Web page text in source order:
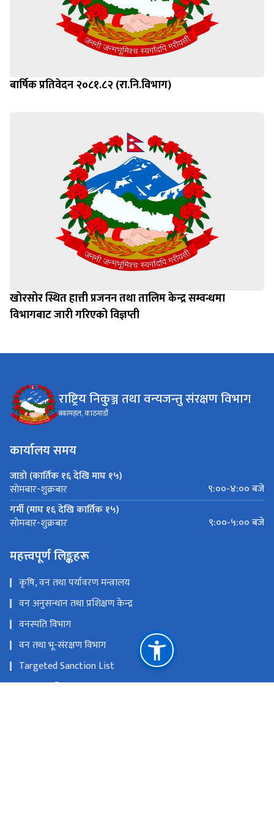
बार्षिक प्रतिवेदन २०८१.८२ (रा.नि.विभाग)
खोरसोर स्थित हात्ती प्रजनन तथा तालिम केन्द्र सम्वन्धमा
विभागबाट जारी गरिएको विज्ञप्ती
राष्ट्रिय निकुञ्ज तथा वन्यजन्तु संरक्षण विभाग
बबरमहल, काठमाडौं
कार्यालय समय
जाडो (कार्तिक १६ देखि माघ १५)
सोमबार-शुक्रबार
९:००-४:०० बजे
गर्मी (माघ १६ देखि कार्तिक १५)
सोमबार-शुक्रबार ९:००-५:०० बजे
महत्त्वपूर्ण लिङ्कहरू
कृषि, वन तथा पर्यावरण मन्त्रालय
वन अनुसन्धान तथा प्रशिक्षण केन्द्र
वनस्पति विभाग
वन तथा भू-संरक्षण विभाग
Targeted Sanction List
वातावरण विभाग